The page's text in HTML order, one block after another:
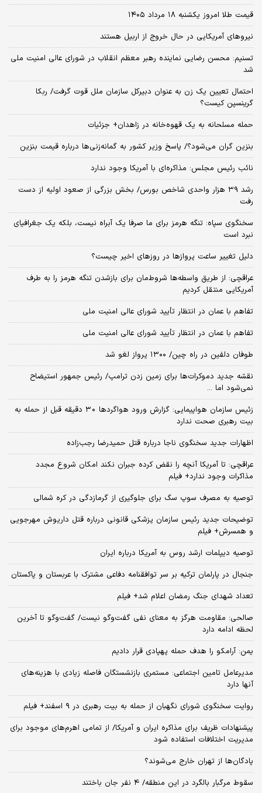
قیمت طلا امروز یکشنبه ۱۸ مرداد ۱۴۰۵
نیروهای آمریکایی در حال خروج از اربیل هستند
تسنیم: محسن رضایی نماینده رهبر معظم انقلاب در شورای عالی امنیت ملی
شد
احتمال تعیین یک زن به عنوان دبیرکل سازمان ملل قوت گرفت/ ربکا
گرینسپن کیست؟
حمله مسلحانه به یک قهوه‌خانه در زاهدان+ جزئیات
بنزین گران می‌شود؟/ پاسخ وزیر کشور به گمانه‌زنی‌ها درباره قیمت بنزین
نائب رئیس مجلس: مذاکره‌ای با آمریکا وجود ندارد
رشد ۳۹ هزار واحدی شاخص بورس/ بخش بزرگی از صعود اولیه از دست
رفت
سخنگوی سپاه: تنگه هرمز برای ما صرفا یک آبراه نیست، بلکه یک جغرافیای
نبرد است
دلیل تغییر ساعت پروازها در روزهای اخیر چیست؟
عراقچی: از طریق واسطه‌ها شروط‌مان برای بازشدن تنگه هرمز را به طرف
آمریکایی منتقل کردیم
تفاهم با عمان در انتظار تأیید شورای عالی امنیت ملی
تفاهم با عمان در انتظار تأیید شورای عالی امنیت ملی
طوفان دلفین در راه چین/ ۱۳۰۰ پرواز لغو شد
نقشه جدید دموکرات‌ها برای زمین زدن ترامپ/ رئیس جمهور استیضاح
نمی‌شود اما ...
زئیس سازمان هواپیمایی: گزارش ورود هواگردها ٣٠ دقیقه قبل از حمله به
بیت رهبری صحت ندارد
اظهارات جدید سخنگوی ناجا درباره قتل حمیدرضا رجب‌زاده
عراقچی: تا آمریکا آنچه را نقض کرده جبران نکند امکان شروع مجدد
مذاکرات وجود ندارد+ فیلم
توصیه به مصرف سوپ سگ برای جلوگیری از گرمازدگی در کره شمالی
توضیحات جدید رئیس سازمان پزشکی قانونی درباره قتل داریوش مهرجویی
و همسرش+ فیلم
توصیه دیپلمات ارشد روس به آمریکا درباره ایران
جنجال در پارلمان ترکیه بر سر توافقنامه دفاعی مشترک با عربستان و پاکستان
تعداد شهدای جنگ رمضان اعلام شد+ فیلم
صالحی: مقاومت هرگز به معنای نفی گفت‌وگو نیست/ گفت‌وگو تا آخرین
لحظه ادامه دارد
یمن: آرامکو را هدف حمله پهپادی قرار دادیم
مدیرعامل تامین اجتماعی: مستمری بازنشستگان فاصله زیادی با هزینه‌های
آنها دارد
روایت سخنگوی شورای نگهبان از حمله به بیت رهبری در ۹ اسفند+ فیلم
پیشنهادات ظریف برای مذاکره ایران و آمریکا/ از تمامی اهرم‌های موجود برای
مدیریت اختلافات استفاده شود
پادگان‌ها از تهران خارج می‌شوند؟
سقوط مرگبار بالگرد در این منطقه/ ۴ نفر جان باختند